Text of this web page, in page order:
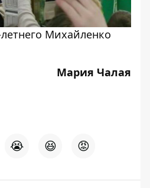
Михайленко
Мария Чалая
😭 😆 😡